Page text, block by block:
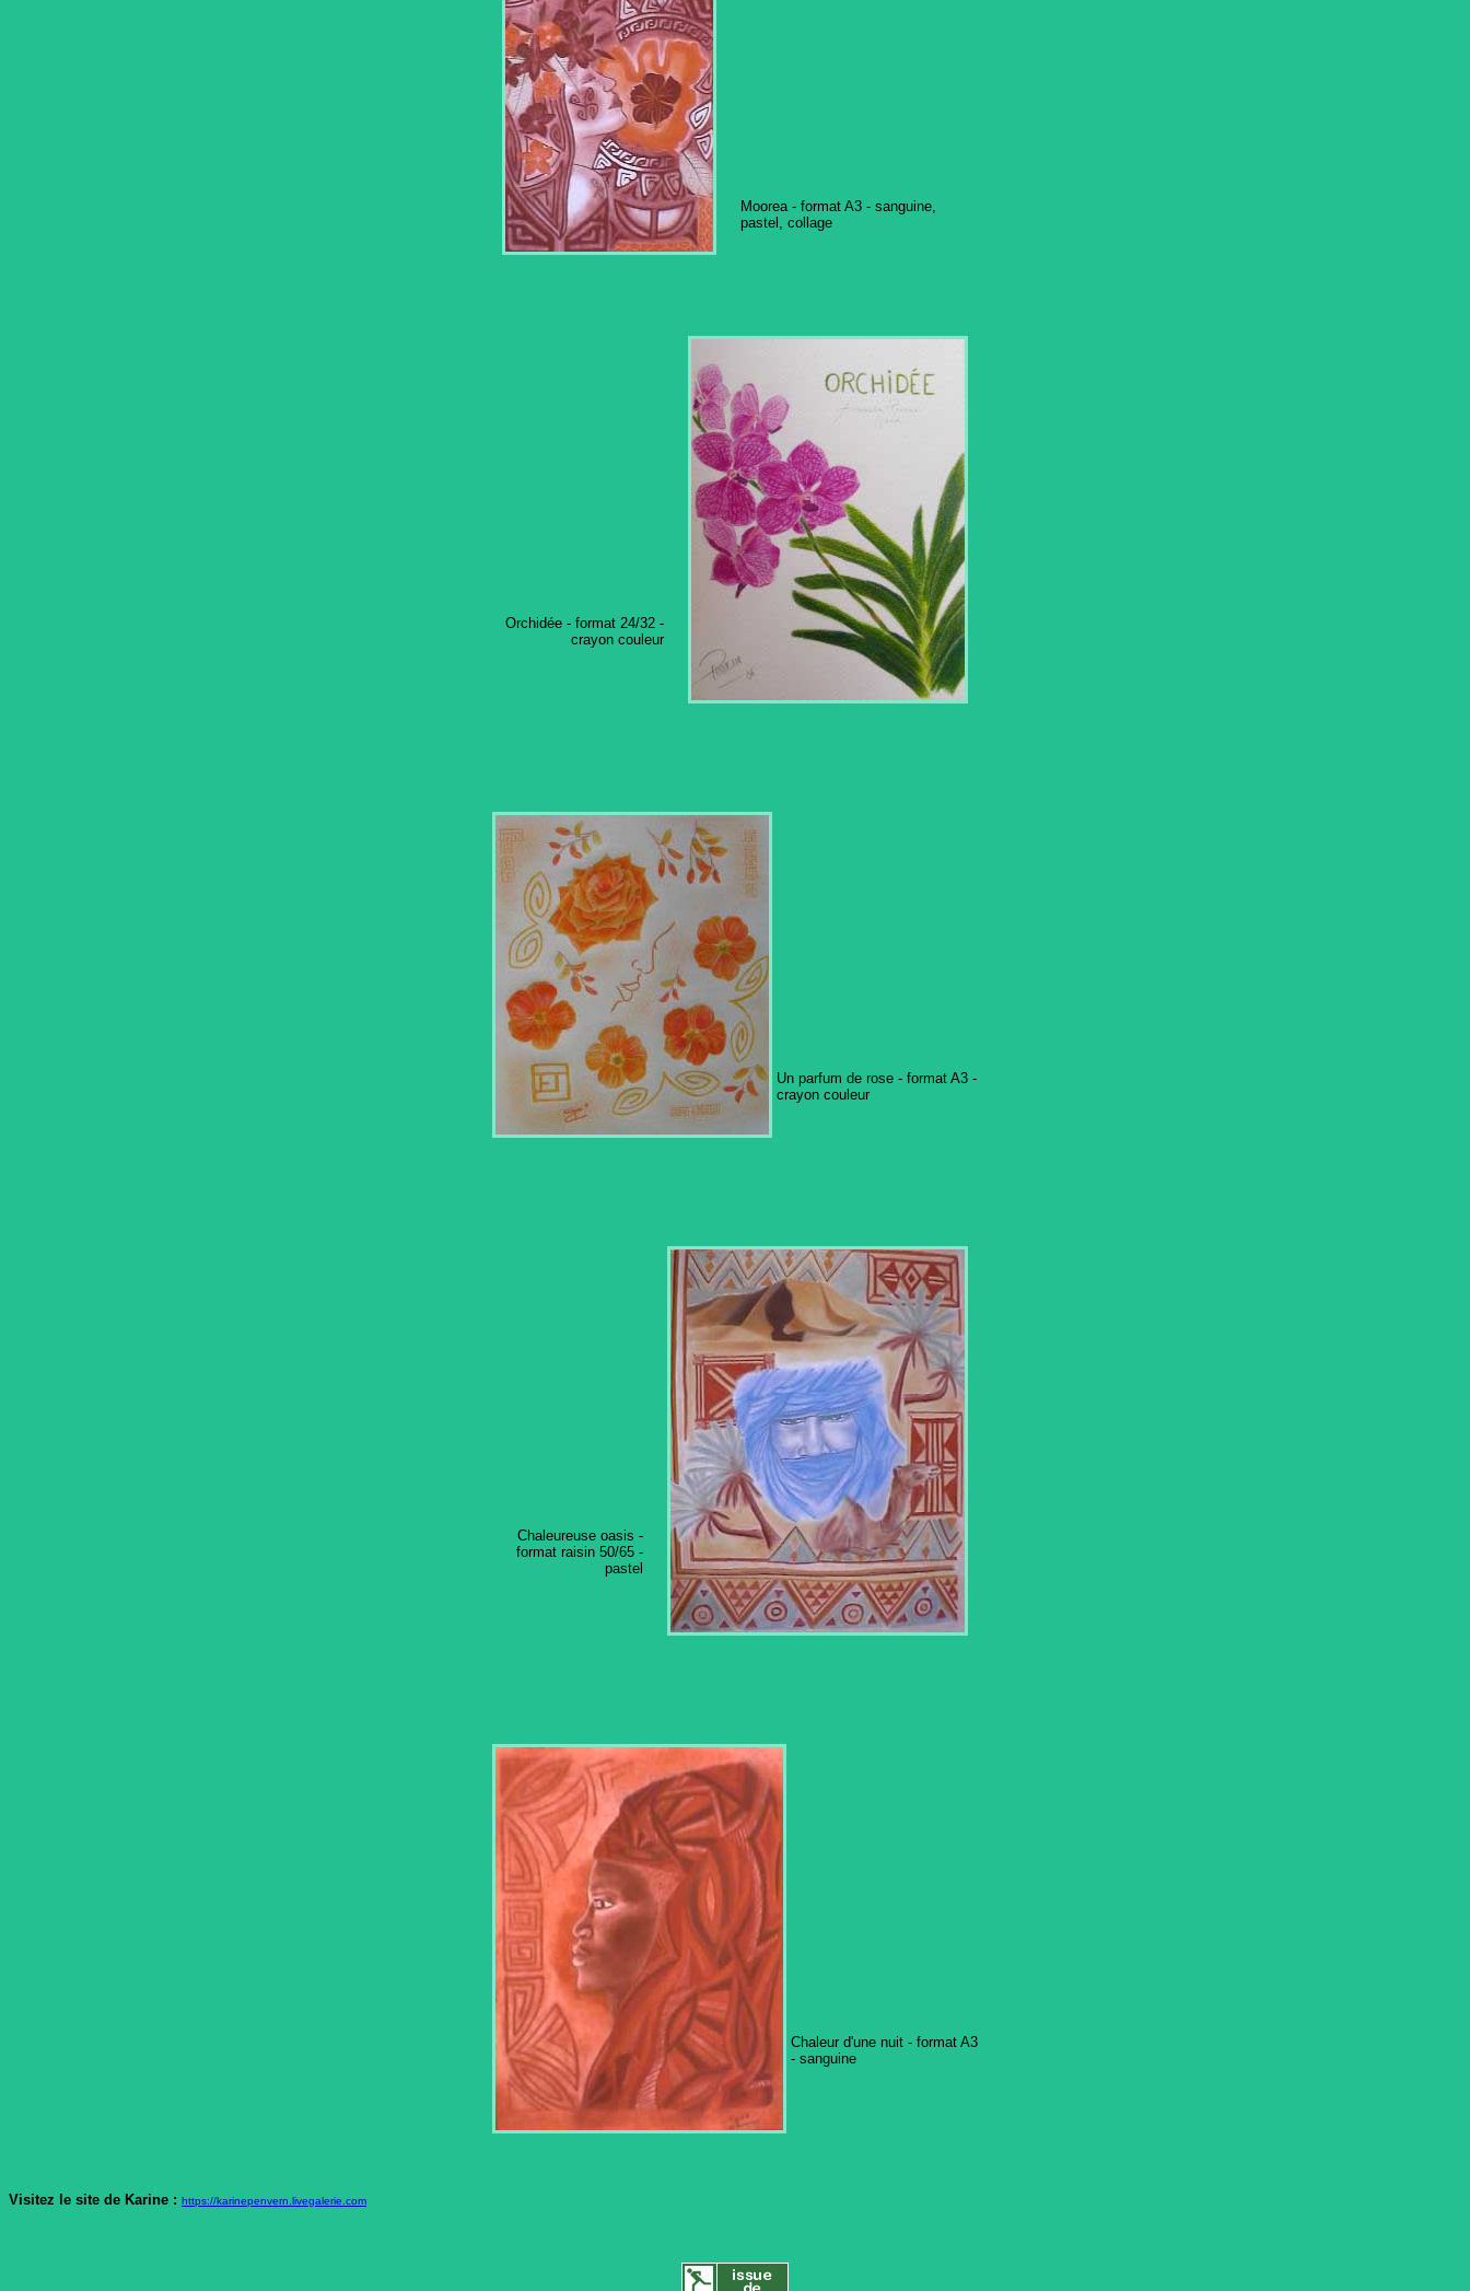
Moorea - format A3 - sanguine,
pastel, collage
Orchidée - format 24/32 -
crayon couleur
Un parfum de rose - format A3 -
crayon couleur
Chaleureuse oasis -
format raisin 50/65 -
pastel
Chaleur d'une nuit - format A3
- sanguine
Visitez le site de Karine : https://karinepenvern.livegalerie.com